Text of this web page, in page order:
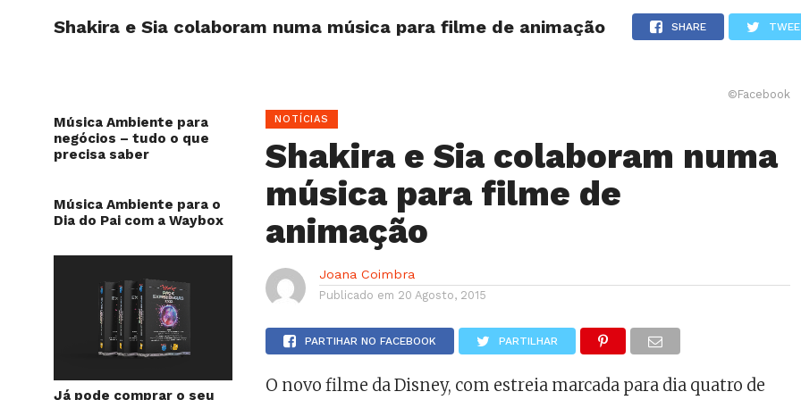
HOME NOTÍCIAS GOSSIP FUTEBOL AGENDA
Shakira e Sia colaboram numa música para filme de animação SHARE
Música Ambiente para
negócios – tudo o que
precisa saber
Música Ambiente para o
Dia do Pai com a Waybox
Já pode comprar o seu
©Facebook
NOTÍCIAS
Shakira e Sia colaboram numa
música para filme de
animação
Joana Coimbra
Publicado em 20 Agosto, 2015
PARTIHAR NO FACEBOOK PARTILHAR
O novo filme da Disney, com estreia marcada para dia quatro de